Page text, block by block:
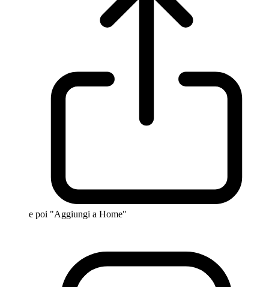
e poi "Aggiungi a Home"